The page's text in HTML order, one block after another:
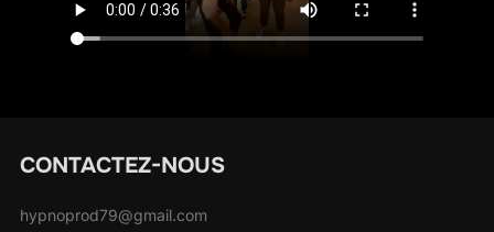
CONTACTEZ-NOUS
hypnoprod79@gmail.com